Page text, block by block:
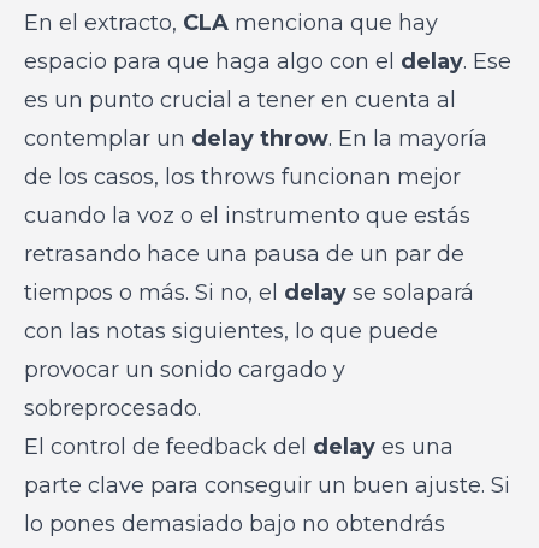
En el extracto, CLA menciona que hay
espacio para que haga algo con el delay. Ese
es un punto crucial a tener en cuenta al
contemplar un delay throw. En la mayoría
de los casos, los throws funcionan mejor
cuando la voz o el instrumento que estás
retrasando hace una pausa de un par de
tiempos o más. Si no, el delay se solapará
con las notas siguientes, lo que puede
provocar un sonido cargado y
sobreprocesado.
El control de feedback del delay es una
parte clave para conseguir un buen ajuste. Si
lo pones demasiado bajo no obtendrás